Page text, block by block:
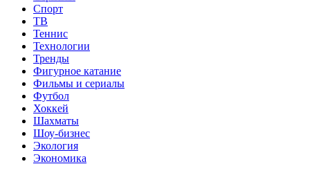
Спорт
ТВ
Теннис
Технологии
Тренды
Фигурное катание
Фильмы и сериалы
Футбол
Хоккей
Шахматы
Шоу-бизнес
Экология
Экономика